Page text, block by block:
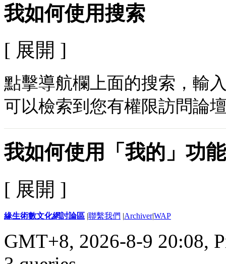
我如何使用搜索
[ 展開 ]
點擊導航欄上面的搜索，輸
可以檢索到您有權限訪問論
我如何使用「我的」功能
[ 展開 ]
緣生術數文化網討論區 |聯繫我們 |Archiver|WAP
GMT+8, 2026-8-9 20:08,